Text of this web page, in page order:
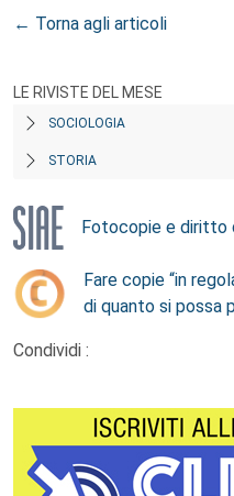
← Torna agli articoli
LE RIVISTE DEL MESE
SOCIOLOGIA
STORIA
Fotocopie e diritto
Fare copie “in
di quanto si possa
Condividi :